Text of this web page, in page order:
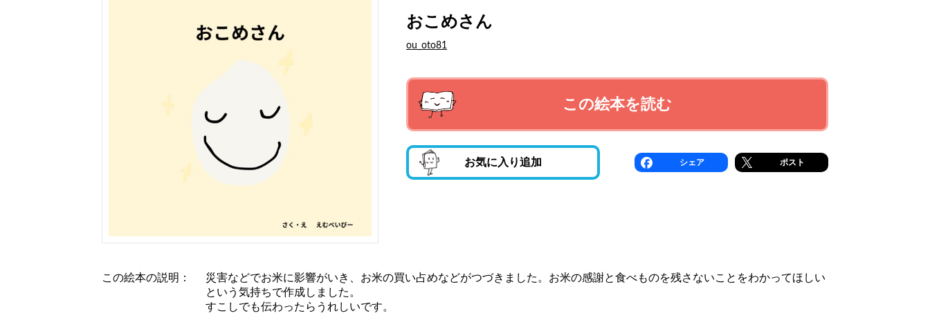
おこめさん
ou_oto81
この絵本を読む
お気に入り追加 シェア ポスト
この絵本の説明：
災害などでお米に影響がいき、お米の買い占めなどがつづきました。お米の感謝と食べものを残さないことをわかってほしい
という気持ちで作成しました。
すこしでも伝わったらうれしいです。